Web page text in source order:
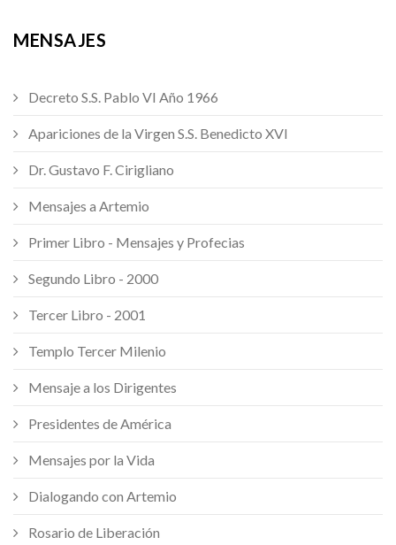
MENSAJES
Decreto S.S. Pablo VI Año 1966
Apariciones de la Virgen S.S. Benedicto XVI
Dr. Gustavo F. Cirigliano
Mensajes a Artemio
Primer Libro - Mensajes y Profecias
Segundo Libro - 2000
Tercer Libro - 2001
Templo Tercer Milenio
Mensaje a los Dirigentes
Presidentes de América
Mensajes por la Vida
Dialogando con Artemio
Rosario de Liberación